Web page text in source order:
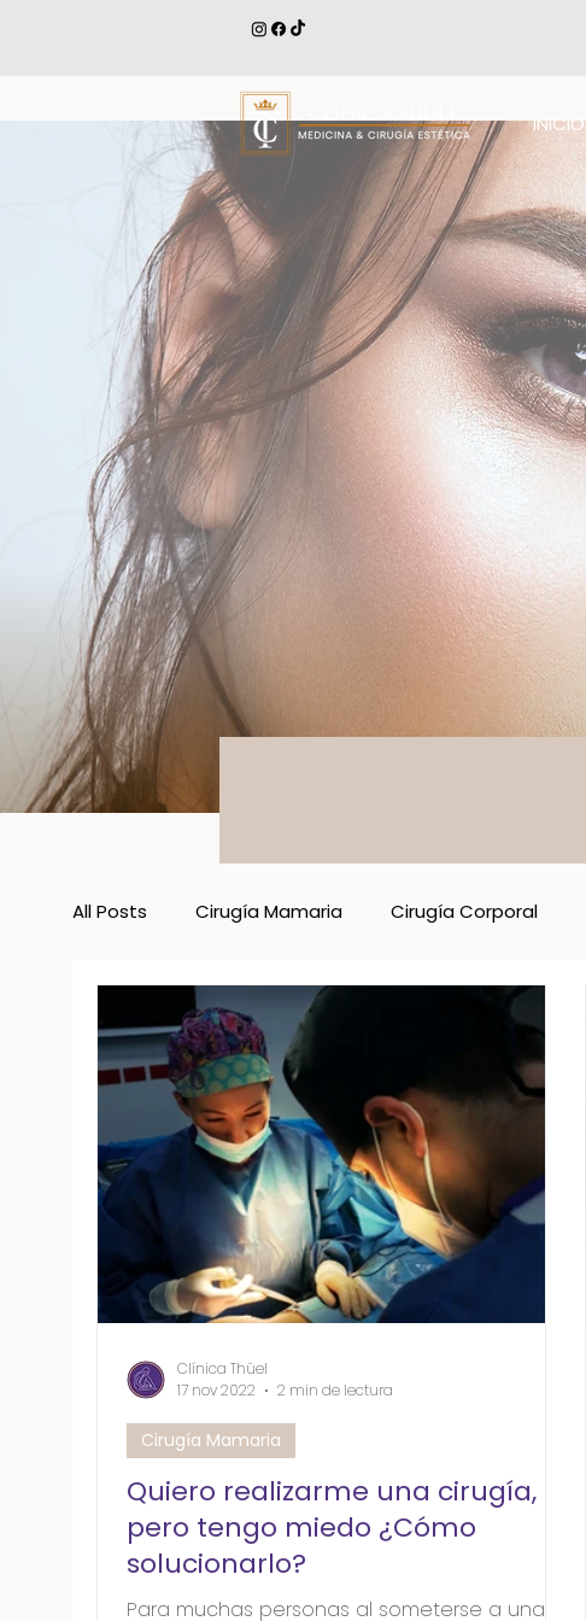
INICIO
All Posts Cirugía Mamaria Cirugía Corporal
Cuidados Skincare
Quiero realizarme una cirugía,
pero tengo miedo ¿Cómo
solucionarlo?
Para muchas personas al someterse a una
Cirugía Mamaria
Clínica Thüel
17 nov 2022
2 min de lectura